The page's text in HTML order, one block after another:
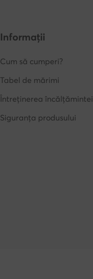
Informații
Cum să cumperi?
Tabel de mărimi
Întreținerea încălțămintei
Siguranța produsului